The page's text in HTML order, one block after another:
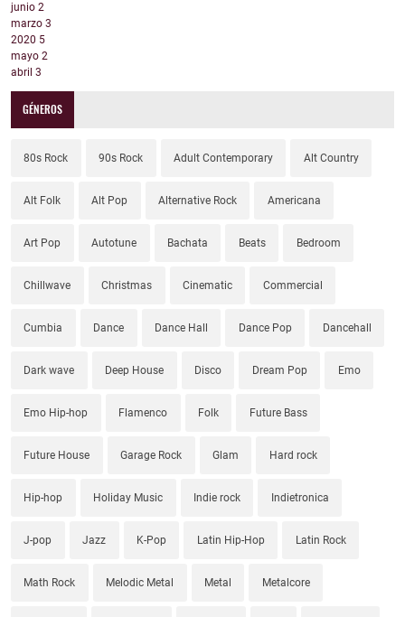
junio 2
marzo 3
2020 5
mayo 2
abril 3
GÉNEROS
80s Rock 90s Rock Adult Contemporary Alt Country
Alt Folk Alt Pop Alternative Rock Americana
Art Pop Autotune Bachata Beats Bedroom
Chillwave Christmas Cinematic Commercial
Cumbia Dance Dance Hall Dance Pop Dancehall
Dark wave Deep House Disco Dream Pop Emo
Emo Hip-hop Flamenco Folk Future Bass
Future House Garage Rock Glam Hard rock
Hip-hop Holiday Music Indie rock Indietronica
J-pop Jazz K-Pop Latin Hip-Hop Latin Rock
Math Rock Melodic Metal Metal Metalcore